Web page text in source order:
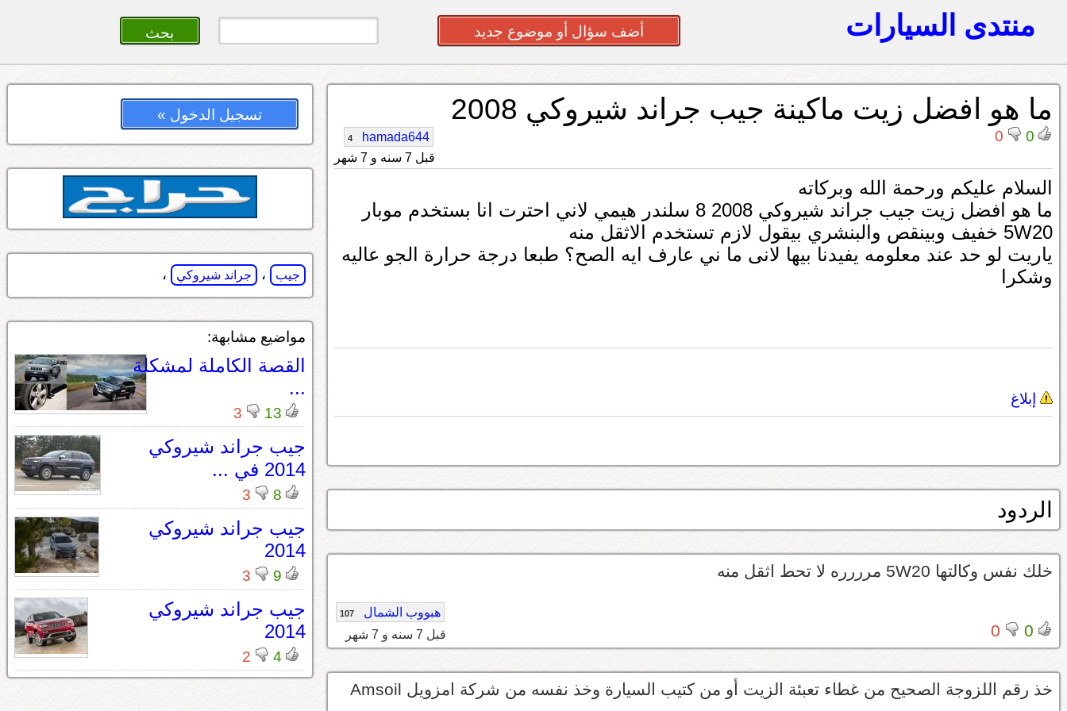
منتدى السيارات أضف سؤال أو موضوع جديد
ما هو افضل زيت ماكينة جيب جراند شيروكي 2008
0
0
hamada644
4
قبل 7 سنه و 7 شهر
السلام عليكم ورحمة الله وبركاته
ما هو افضل زيت جيب جراند شيروكي 2008 8 سلندر هيمي لاني احترت انا بستخدم موبار
5W20 خفيف وبينقص والبنشري بيقول لازم تستخدم الاثقل منه
ياريت لو حد عند معلومه يفيدنا بيها لانى ما ني عارف ايه الصح؟ طبعا درجة حرارة الجو عاليه
وشكرا
إبلاغ
الردود
خلك نفس وكالتها 5W20 مرررره لا تحط اثقل منه
0
0
هبووب الشمال 107
قبل 7 سنه و 7 شهر
خذ رقم اللزوجة الصحيح من غطاء تعبئة الزيت أو من كتيب السيارة وخذ نفسه من شركة امزويل Amsoil
تسجيل الدخول »
جيب ، جراند شيروكي ،
مواضيع مشابهة:
القصة الكاملة لمشكلة
...
13
3
جيب جراند شيروكي
2014 في ...
8
3
جيب جراند شيروكي
2014
9
3
جيب جراند شيروكي
2014
4
2